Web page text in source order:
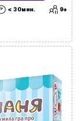
< 30мин. 9+